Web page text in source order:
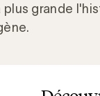
plus grande